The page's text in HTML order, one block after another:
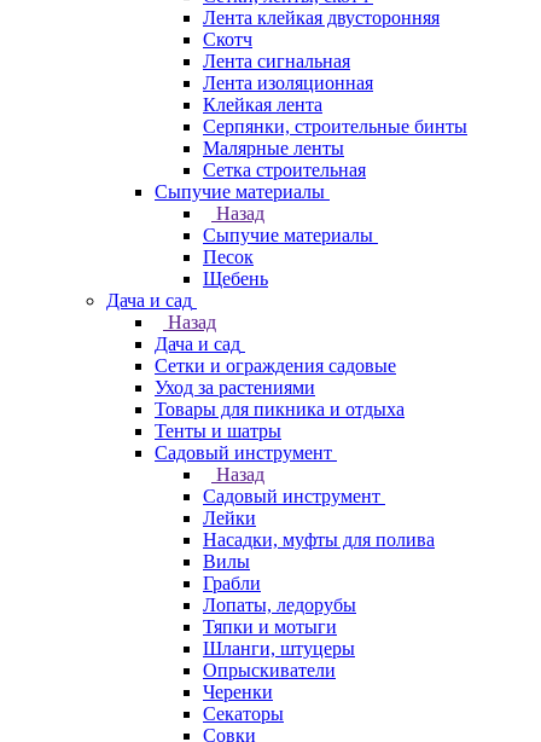
Лента клейкая двусторонняя
Скотч
Лента сигнальная
Лента изоляционная
Клейкая лента
Серпянки, строительные бинты
Малярные ленты
Сетка строительная
Сыпучие материалы
Назад
Сыпучие материалы
Песок
Щебень
Дача и сад
Назад
Дача и сад
Сетки и ограждения садовые
Уход за растениями
Товары для пикника и отдыха
Тенты и шатры
Садовый инструмент
Назад
Садовый инструмент
Лейки
Насадки, муфты для полива
Вилы
Грабли
Лопаты, ледорубы
Тяпки и мотыги
Шланги, штуцеры
Опрыскиватели
Черенки
Секаторы
Совки